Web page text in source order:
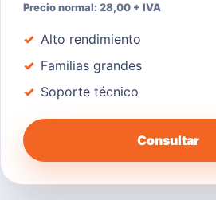
Precio normal: 28,00 + IVA
Alto rendimiento
Familias grandes
Soporte técnico
Consultar